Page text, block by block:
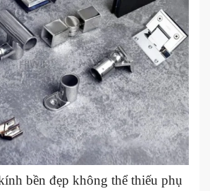
bền đẹp không thể thiếu phụ